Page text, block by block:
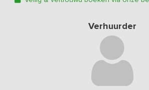
Verhuurder